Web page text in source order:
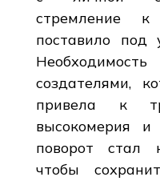
стремление к
поставило под
создателями,
привела к
высокомерия и
поворот стал
чтобы